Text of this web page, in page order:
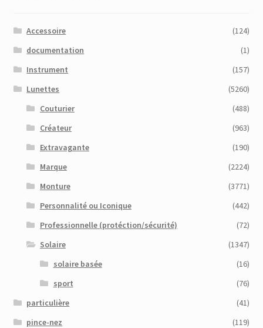
Accessoire
(124)
documentation
(1)
Instrument
(157)
Lunettes
(5260)
Couturier
(488)
Créateur
(963)
Extravagante
(190)
Marque
(2224)
Monture
(3771)
Personnalité ou Iconique
(442)
Professionnelle (protéction/sécurité)
(72)
Solaire
(1347)
solaire basée
(16)
sport
(76)
particulière
(41)
pince-nez
(119)